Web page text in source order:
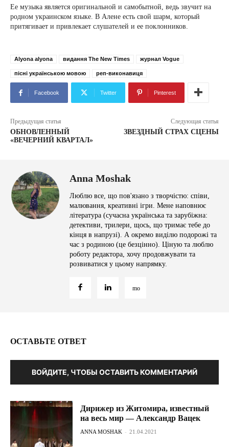
Ее музыка является оригинальной и самобытной, ведь звучит на
родном украинском языке. В Алене есть свой шарм, который
притягивает и привлекает слушателей и ее поклонников.
Alyona alyona видання The New Times журнал Vogue
пісні українською мовою реп-виконавиця
Facebook Twitter Pinterest
Предыдущая статья
ОБНОВЛЕННЫЙ
«ВЕЧЕРНИЙ КВАРТАЛ»
Следующая статья
ЗВЕЗДНЫЙ СТРАХ СЦЕНЫ
Anna Moshak
Люблю все, що пов'язано з творчістю: співи,
малювання, креативні ігри. Мене наповнює
література (сучасна українська та зарубіжна:
детективи, трилери, щось, що тримає тебе до
кінця в напрузі). А окремо виділю подорожі та
час з родиною (це безцінно). Ціную та люблю
роботу редактора, хочу продовжувати та
розвиватися у цьому напрямку.
ОСТАВЬТЕ ОТВЕТ
ВОЙДИТЕ, ЧТОБЫ ОСТАВИТЬ КОММЕНТАРИЙ
Дирижер из Житомира, известный
на весь мир — Александр Вацек
ANNA MOSHAK - 21.04.2021